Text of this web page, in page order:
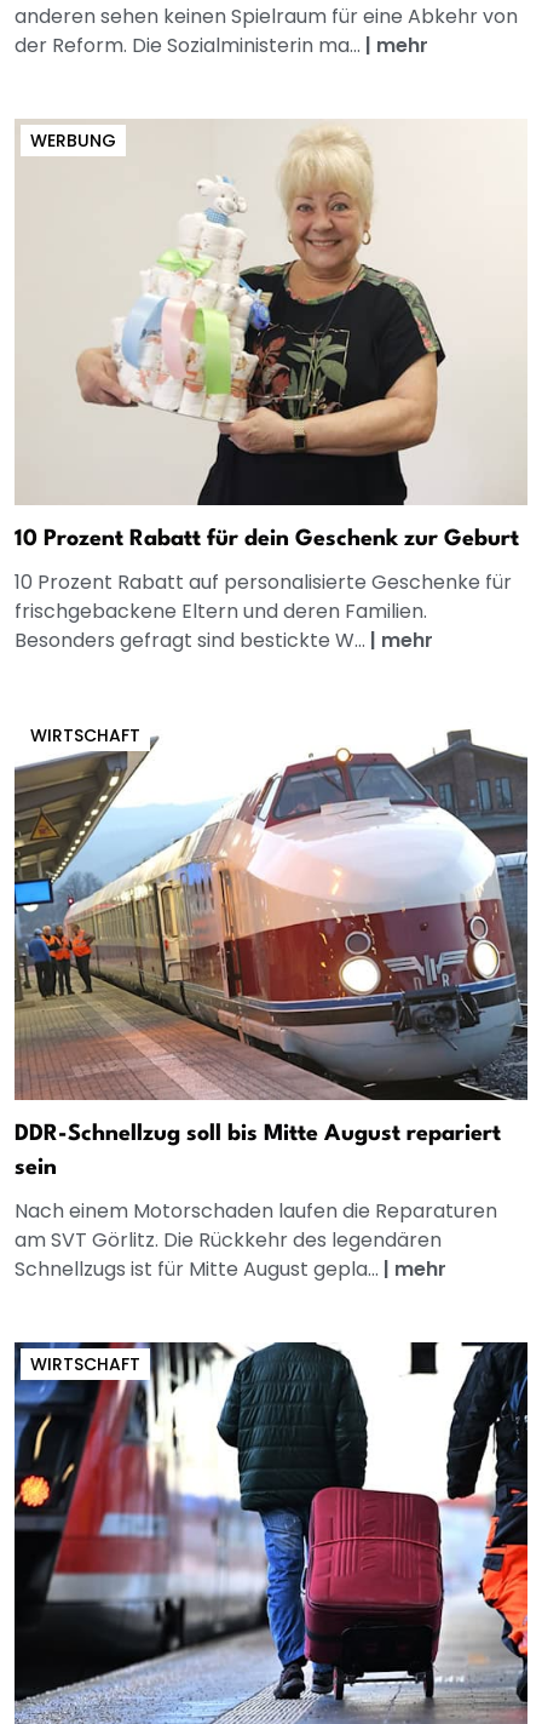
anderen sehen keinen Spielraum für eine Abkehr von
der Reform. Die Sozialministerin ma... | mehr
WERBUNG
10 Prozent Rabatt für dein Geschenk zur Geburt
10 Prozent Rabatt auf personalisierte Geschenke für
frischgebackene Eltern und deren Familien.
Besonders gefragt sind bestickte W... | mehr
WIRTSCHAFT
DDR-Schnellzug soll bis Mitte August repariert
sein
Nach einem Motorschaden laufen die Reparaturen
am SVT Görlitz. Die Rückkehr des legendären
Schnellzugs ist für Mitte August gepla... | mehr
WIRTSCHAFT